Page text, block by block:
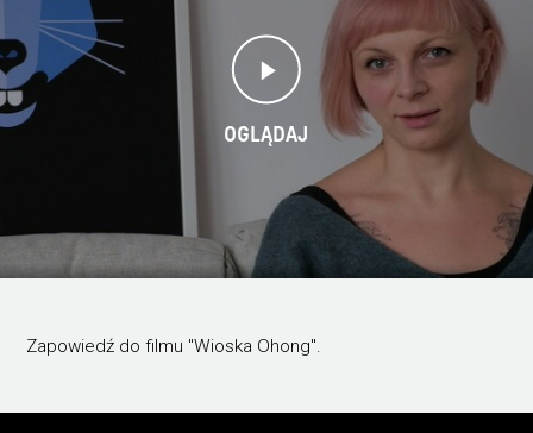
OGLĄDAJ
Zapowiedź do filmu "Wioska Ohong".